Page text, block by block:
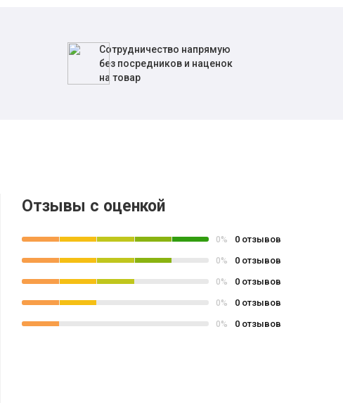
Сотрудничество напрямую
без посредников и наценок
на товар
Отзывы с оценкой
0% 0 отзывов
0% 0 отзывов
0% 0 отзывов
0% 0 отзывов
0% 0 отзывов